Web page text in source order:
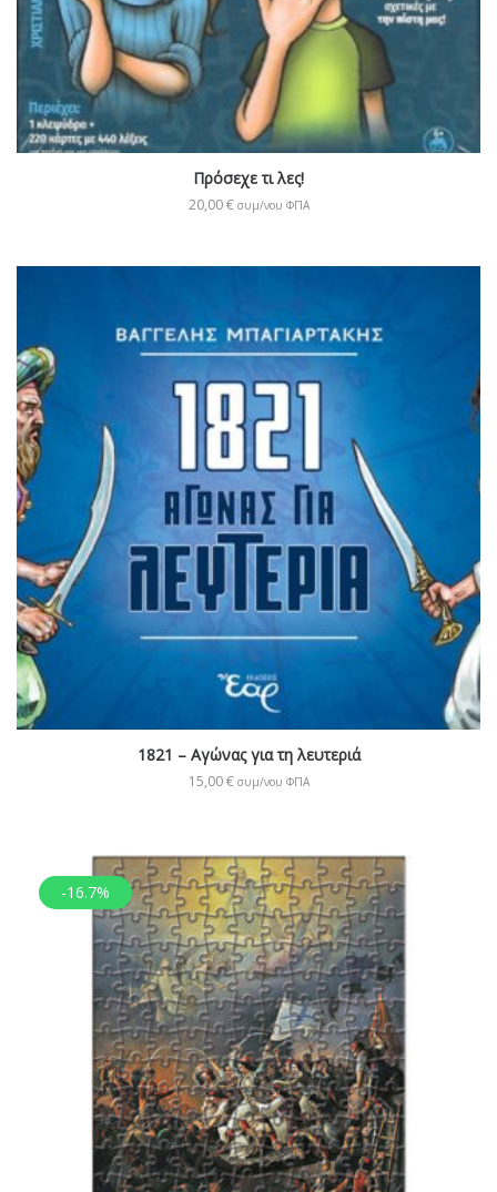
Πρόσεχε τι λες!
20,00€ συμ/νου ΦΠΑ
1821 – Αγώνας για τη λευτεριά
15,00€ συμ/νου ΦΠΑ
-16.7%